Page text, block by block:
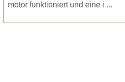
motor funktioniert und eine i ...